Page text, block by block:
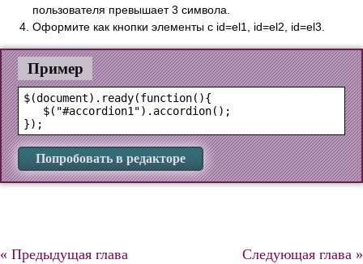
пользователя превышает 3 символа.
Оформите как кнопки элементы с id=el1, id=el2, id=el3.
Пример
$(document).ready(function(){
   $("#accordion1").accordion();
Попробовать в редакторе
« Предыдущая глава Следующая глава »